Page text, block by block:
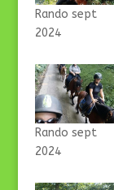
Rando sept
2024
Rando sept
2024